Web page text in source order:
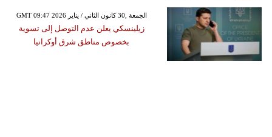
GMT 09:47 2026 الجمعة ,30 كانون الثاني / يناير
زيلينسكي يعلن عدم التوصل إلى تسوية
بخصوص مناطق شرق أوكرانيا